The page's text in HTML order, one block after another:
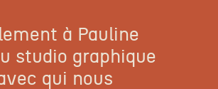
à Pauline
studio graphique
qui nous